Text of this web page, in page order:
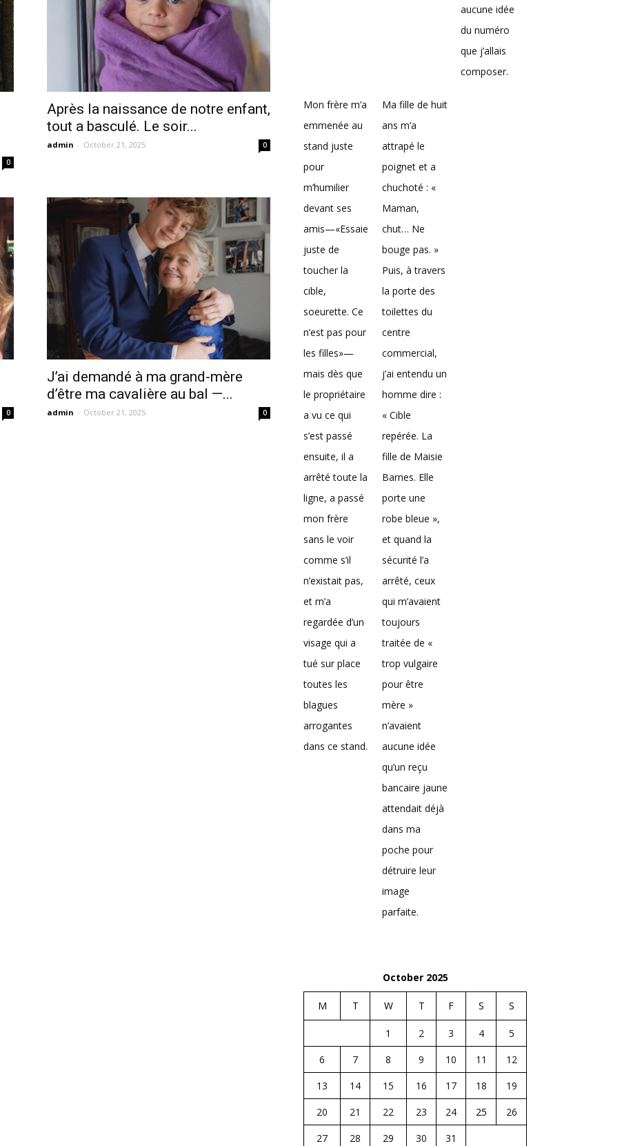
0
Après la naissance de notre enfant,
tout a basculé. Le soir...
admin - October 21, 2025 0
0
J’ai demandé à ma grand-mère
d’être ma cavalière au bal —...
admin - October 21, 2025 0
aucune idée
du numéro
que j’allais
composer.
Mon frère m’a
emmenée au
stand juste
pour
m’humilier
devant ses
amis—«Essaie
juste de
toucher la
cible,
soeurette. Ce
n’est pas pour
les filles»—
mais dès que
le propriétaire
a vu ce qui
s’est passé
ensuite, il a
arrêté toute la
ligne, a passé
mon frère
sans le voir
comme s’il
n’existait pas,
et m’a
regardée d’un
visage qui a
tué sur place
toutes les
blagues
arrogantes
dans ce stand.
Ma fille de huit
ans m’a
attrapé le
poignet et a
chuchoté : «
Maman,
chut… Ne
bouge pas. »
Puis, à travers
la porte des
toilettes du
centre
commercial,
j’ai entendu un
homme dire :
« Cible
repérée. La
fille de Maisie
Barnes. Elle
porte une
robe bleue »,
et quand la
sécurité l’a
arrêté, ceux
qui m’avaient
toujours
traitée de «
trop vulgaire
pour être
mère »
n’avaient
aucune idée
qu’un reçu
bancaire jaune
attendait déjà
dans ma
poche pour
détruire leur
image
parfaite.
October 2025
M T W T F S S
1 2 3 4
5
6
7 8 9 10 11
12
13
14 15 16 17 18
19
20
21 22 23 24 25
26
27
28 29 30 31